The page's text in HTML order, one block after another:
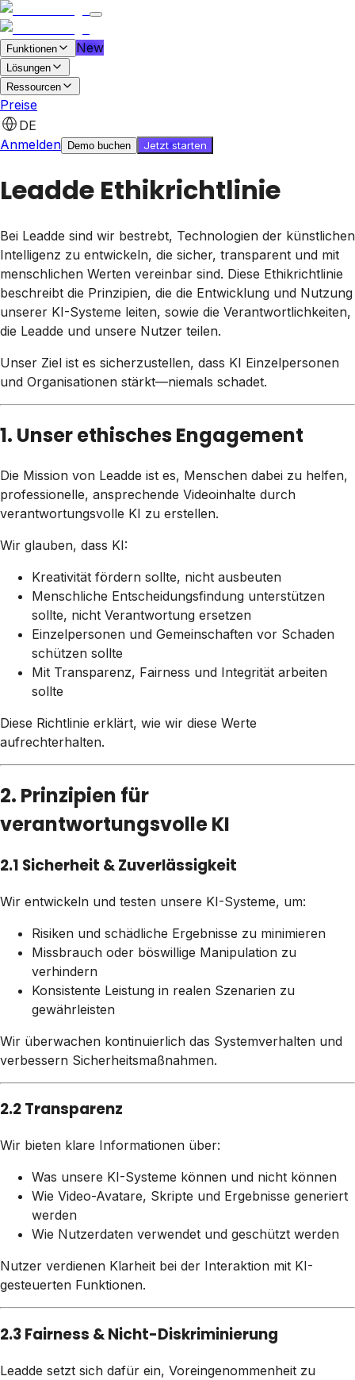
Funktionen New
Lösungen
Ressourcen
Preise
DE
Anmelden
Demo buchen Jetzt starten
Kostenlos starten
Leadde Ethikrichtlinie
Bei Leadde sind wir bestrebt, Technologien der künstlichen
Intelligenz zu entwickeln, die sicher, transparent und mit
menschlichen Werten vereinbar sind. Diese Ethikrichtlinie
beschreibt die Prinzipien, die die Entwicklung und Nutzung
unserer KI-Systeme leiten, sowie die Verantwortlichkeiten,
die Leadde und unsere Nutzer teilen.
Unser Ziel ist es sicherzustellen, dass KI Einzelpersonen
und Organisationen stärkt—niemals schadet.
1. Unser ethisches Engagement
Die Mission von Leadde ist es, Menschen dabei zu helfen,
professionelle, ansprechende Videoinhalte durch
verantwortungsvolle KI zu erstellen.
Wir glauben, dass KI:
Kreativität fördern sollte, nicht ausbeuten
Menschliche Entscheidungsfindung unterstützen
sollte, nicht Verantwortung ersetzen
Einzelpersonen und Gemeinschaften vor Schaden
schützen sollte
Mit Transparenz, Fairness und Integrität arbeiten
sollte
Diese Richtlinie erklärt, wie wir diese Werte
aufrechterhalten.
2. Prinzipien für
verantwortungsvolle KI
2.1 Sicherheit & Zuverlässigkeit
Wir entwickeln und testen unsere KI-Systeme, um:
Risiken und schädliche Ergebnisse zu minimieren
Missbrauch oder böswillige Manipulation zu
verhindern
Konsistente Leistung in realen Szenarien zu
gewährleisten
Wir überwachen kontinuierlich das Systemverhalten und
verbessern Sicherheitsmaßnahmen.
2.2 Transparenz
Wir bieten klare Informationen über:
Was unsere KI-Systeme können und nicht können
Wie Video-Avatare, Skripte und Ergebnisse generiert
werden
Wie Nutzerdaten verwendet und geschützt werden
Nutzer verdienen Klarheit bei der Interaktion mit KI-
gesteuerten Funktionen.
2.3 Fairness & Nicht-Diskriminierung
Leadde setzt sich dafür ein, Voreingenommenheit zu